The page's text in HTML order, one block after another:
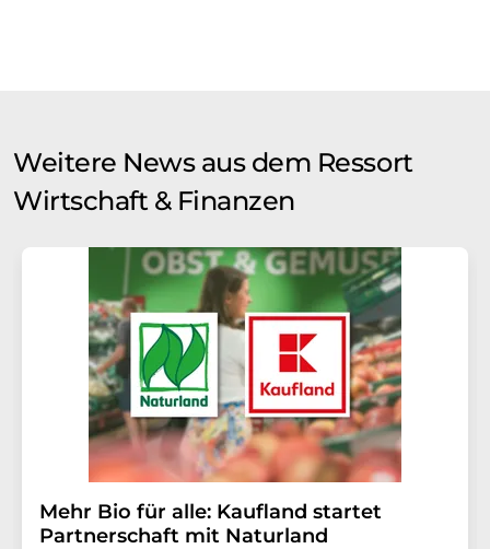
Weitere News aus dem Ressort
Wirtschaft & Finanzen
Mehr Bio für alle: Kaufland startet
Partnerschaft mit Naturland